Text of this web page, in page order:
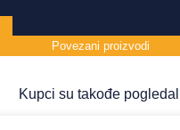
Povezani proizvodi
Kupci su takođe